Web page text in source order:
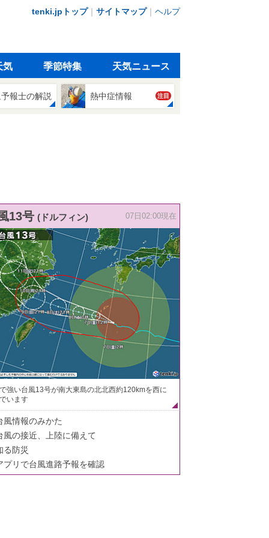
tenki.jpトップ｜ サイトマップ｜ ヘルプ
気 季節特集 天気ニュース
報士の解説 熱中症情報 注目
13号 (ドルフィン) 07日02:00現在
強い台風13号が南大東島の北北西約120kmを西に
います
風情報のみかた
風の接近、上陸に備えて
る防災
プリで台風進路予報を確認